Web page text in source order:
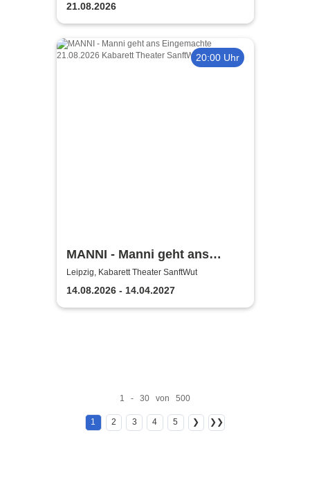
21.08.2026
20:00 Uhr
MANNI - Manni geht ans
Eingemachte
Leipzig, Kabarett Theater SanftWut
14.08.2026 - 14.04.2027
1 - 30 von 500
1 2 3 4 5 ❯ ❯❯